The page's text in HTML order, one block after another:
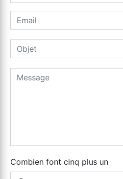
Combien font cinq plus un